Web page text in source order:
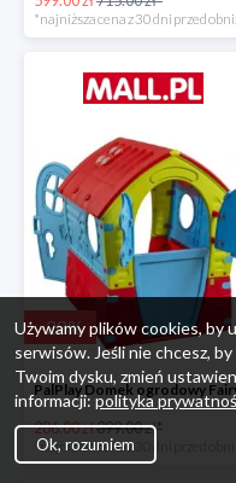
-28%
286.00 zł399.00 zł*
Używamy plików cookies, by
serwisów. Jeśli nie chcesz,
Twoim dysku, zmień
informacji:polityka
Ok, rozumiem